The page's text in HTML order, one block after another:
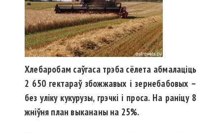
Хлебаробам саўгаса трэба сёлета абмалаціць
2 650 гектараў збожжавых і зернебабовых –
без уліку кукурузы, грэчкі і проса. На раніцу 8
жніўня план выкананы на 25%.